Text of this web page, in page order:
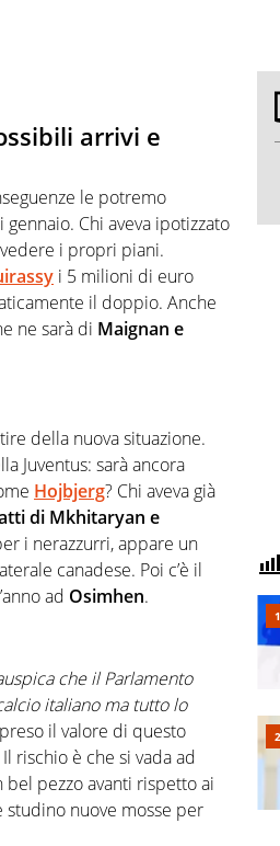
arrivi e
le potremo
Chi aveva ipotizzato
i propri piani.
i 5 milioni di euro
il doppio. Anche
ne sarà di Maignan e
della nuova situazione.
Juventus: sarà ancora
Hojbjerg? Chi aveva già
di Mkhitaryan e
i nerazzurri, appare un
canadese. Poi c’è il
ad Osimhen.
che il Parlamento
italiano ma tutto lo
il valore di questo
rischio è che si vada ad
pezzo avanti rispetto ai
nuove mosse per